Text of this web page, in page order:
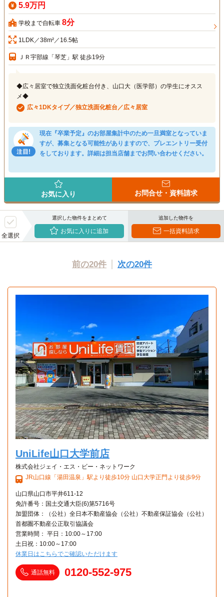
5.9万円
学校まで自転車 8分
1LDK／38m²／16.5帖
ＪＲ宇部線「琴芝」駅 徒歩19分
◆広々居室で独立洗面化粧台付き、山口大（医学部）の学生にオスス
メ◆
広々1DKタイプ／独立洗面化粧台／広々居室
現在『卒業予定』のお部屋集計中のため一旦満室となっていま
すが、募集となる可能性がありますので、プレエントリー受付
をしております。詳細は担当店舗までお問い合わせください。
お気に入り お問合せ・資料請求
全選択
選択した物件をまとめて
お気に入りに追加
追加した物件を
一括資料請求
前の20件 次の20件
UniLife山口大学前店
株式会社ジェイ・エス・ビー・ネットワーク
JR山口線「湯田温泉」駅より徒歩10分 山口大学正門より徒歩9分
山口県山口市平井611-12
免許番号：国土交通大臣(6)第5716号
加盟団体：（公社）全日本不動産協会（公社）不動産保証協会（公社）
首都圏不動産公正取引協議会
営業時間： 平日：10:00～17:00
土日祝：10:00～17:00
休業日はこちらでご確認いただけます
通話無料 0120-552-975